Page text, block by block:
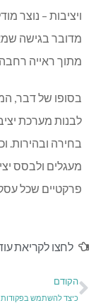
ויציבות – נוצר
מדובר בגישה
מתוך ראייה
בסופו של דבר,
לבנות מערכת
בחירה ובהירות.
מעגלים ולבסס
פרקטיים שכל
לחצו לקריאת
הקודם
כיצד להשתמש